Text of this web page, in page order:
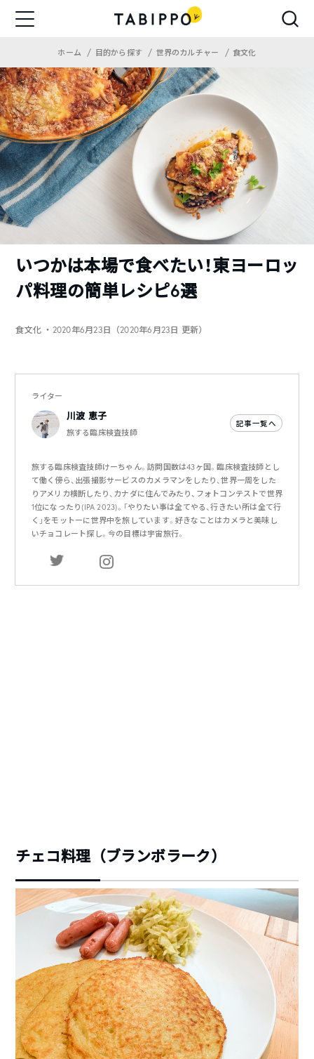
ホーム 目的から探す 世界のカルチャー 食文化
いつかは本場で食べたい！東ヨーロッ
パ料理の簡単レシピ6選
食文化 ・2020年6月23日（2020年6月23日 更新）
ライター
川波 恵子
旅する臨床検査技師
記事一覧へ
旅する臨床検査技師けーちゃん。訪問国数は43ヶ国。臨床検査技師とし
て働く傍ら、出張撮影サービスのカメラマンをしたり、世界一周をした
りアメリカ横断したり、カナダに住んでみたり、フォトコンテストで世界
1位になったり(IPA 2023)。「やりたい事は全てやる、行きたい所は全て行
く」をモットーに世界中を旅しています。好きなことはカメラと美味し
いチョコレート探し。今の目標は宇宙旅行。
チェコ料理（ブランボラーク）